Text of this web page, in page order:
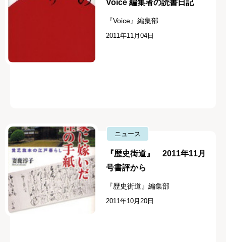
Voice 編集者の読書日記
『Voice』編集部
2011年11月04日
ニュース
『歴史街道』 2011年11月
号書評から
『歴史街道』編集部
2011年10月20日